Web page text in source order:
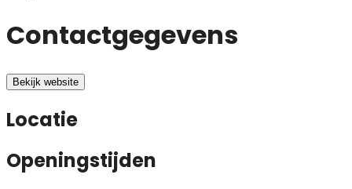
Contactgegevens
Bekijk website
Locatie
Openingstijden